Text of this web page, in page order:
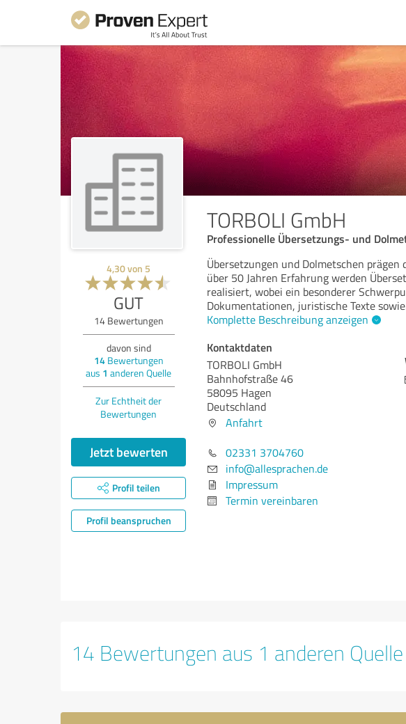
TORBOLI GmbH
Professionelle Übersetzungs- und
4,30von 5
GUT
14Bewertungen
davon sind
14Bewertungen
aus 1 anderen Quelle
Zur Echtheit der
Bewertungen
Jetzt bewerten
Profil teilen
Profil beanspruchen
Übersetzungen und Dolmetschen prägen
über 50 Jahren Erfahrung werden
realisiert, wobei ein besonderer
Dokumentationen, juristische Texte sowie
Komplette Beschreibung anzeigen
Kontaktdaten
TORBOLI GmbH
Bahnhofstraße 46
58095 Hagen
Deutschland
Anfahrt
02331 3704760
info@allesprachen.de
Impressum
Termin vereinbaren
14 Bewertungen aus 1 anderen Quelle